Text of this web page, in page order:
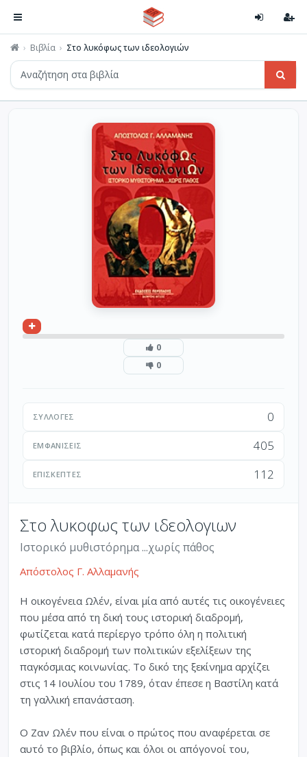
Βιβλία Στο λυκόφως των ιδεολογιών
0
0
ΣΥΛΛΟΓΈΣ 0
ΕΜΦΑΝΊΣΕΙΣ 405
ΕΠΙΣΚΈΠΤΕΣ 112
Στο λυκοφως των ιδεολογιων
Ιστορικό μυθιστόρημα ...χωρίς πάθος
Απόστολος Γ. Αλλαμανής
Η οικογένεια Ωλέν, είναι μία από αυτές τις οικογένειες
που μέσα από τη δική τους ιστορική διαδρομή,
φωτίζεται κατά περίεργο τρόπο όλη η πολιτική
ιστορική διαδρομή των πολιτικών εξελίξεων της
παγκόσμιας κοινωνίας. Το δικό της ξεκίνημα αρχίζει
στις 14 Ιουλίου του 1789, όταν έπεσε η Βαστίλη κατά
τη γαλλική επανάσταση.
Ο Ζαν Ωλέν που είναι ο πρώτος που αναφέρεται σε
αυτό το βιβλίο, όπως και όλοι οι απόγονοί του,